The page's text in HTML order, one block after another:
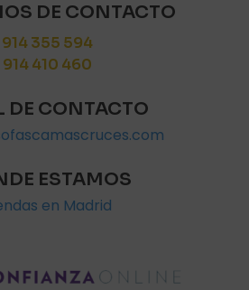
DE CONTACTO
914 355 594
914 410 460
DE CONTACTO
ESTAMOS
en Madrid